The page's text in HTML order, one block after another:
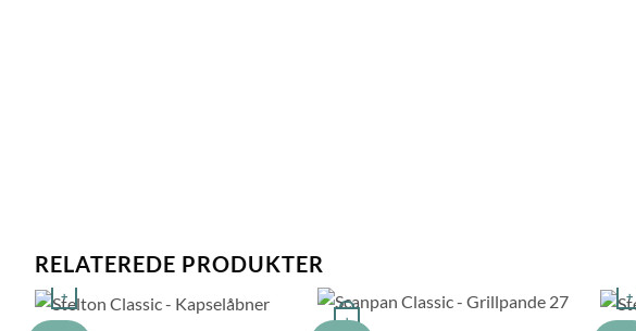
RELATEREDE PRODUKTER
+
+
+